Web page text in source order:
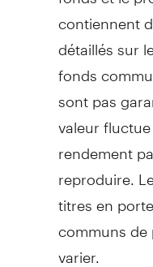
contiennent
détaillés sur
fonds
sont pas
valeur
rendement
reproduire.
titres en
communs
varier.